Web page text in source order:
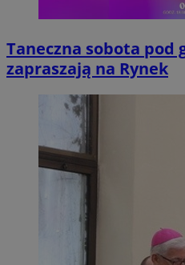
Taneczna sobota pod
zapraszają na Rynek